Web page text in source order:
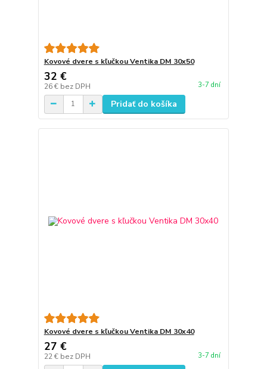
Kovové dvere s kľučkou Ventika DM 30x50
32 €
26 € bez DPH 3-7 dní
Pridať do košíka
Kovové dvere s kľučkou Ventika DM 30x40
27 €
22 € bez DPH 3-7 dní